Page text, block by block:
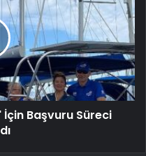
İçin Başvuru Süreci